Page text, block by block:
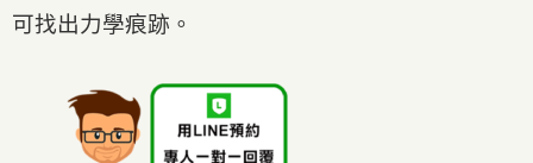
可找出力學痕跡。